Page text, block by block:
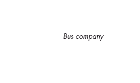
Bus company